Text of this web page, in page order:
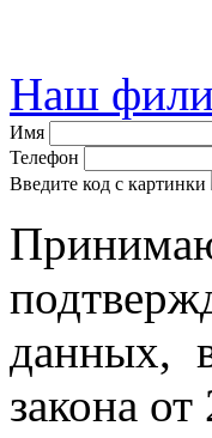
Наш
Имя
Телефон
Введите код с картинки
данных,
закона